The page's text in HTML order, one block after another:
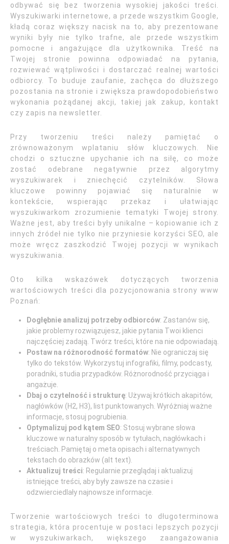
odbywać się bez tworzenia wysokiej jakości treści.
Wyszukiwarki internetowe, a przede wszystkim Google,
kładą coraz większy nacisk na to, aby prezentowane
wyniki były nie tylko trafne, ale przede wszystkim
pomocne i angażujące dla użytkownika. Treść na
Twojej stronie powinna odpowiadać na pytania,
rozwiewać wątpliwości i dostarczać realnej wartości
odbiorcy. To buduje zaufanie, zachęca do dłuższego
pozostania na stronie i zwiększa prawdopodobieństwo
wykonania pożądanej akcji, takiej jak zakup, kontakt
czy zapis na newsletter.
Przy tworzeniu treści należy pamiętać o
zrównoważonym wplataniu słów kluczowych. Nie
chodzi o sztuczne upychanie ich na siłę, co może
zostać odebrane negatywnie przez algorytmy
wyszukiwarek i zniechęcić czytelników. Słowa
kluczowe powinny pojawiać się naturalnie w
kontekście, wspierając przekaz i ułatwiając
wyszukiwarkom zrozumienie tematyki Twojej strony.
Ważne jest, aby treści były unikalne – kopiowanie ich z
innych źródeł nie tylko nie przyniesie korzyści SEO, ale
może wręcz zaszkodzić Twojej pozycji w wynikach
wyszukiwania.
Oto kilka wskazówek dotyczących tworzenia
wartościowych treści dla pozycjonowania strony www
Poznań:
Dogłębnie analizuj potrzeby odbiorców: Zastanów się,
jakie problemy rozwiązujesz, jakie pytania Twoi klienci
najczęściej zadają. Twórz treści, które na nie odpowiadają.
Postaw na różnorodność formatów: Nie ograniczaj się
tylko do tekstów. Wykorzystuj infografiki, filmy, podcasty,
poradniki, studia przypadków. Różnorodność przyciąga i
angażuje.
Dbaj o czytelność i strukturę: Używaj krótkich akapitów,
nagłówków (H2, H3), list punktowanych. Wyróżniaj ważne
informacje, stosuj pogrubienia.
Optymalizuj pod kątem SEO: Stosuj wybrane słowa
kluczowe w naturalny sposób w tytułach, nagłówkach i
treściach. Pamiętaj o meta opisach i alternatywnych
tekstach do obrazków (alt text).
Aktualizuj treści: Regularnie przeglądaj i aktualizuj
istniejące treści, aby były zawsze na czasie i
odzwierciedlały najnowsze informacje.
Tworzenie wartościowych treści to długoterminowa
strategia, która procentuje w postaci lepszych pozycji
w wyszukiwarkach, większego zaangażowania